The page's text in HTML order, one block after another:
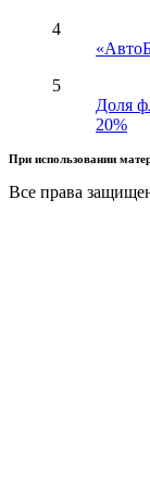
4
5
Доля
20%
При использовании
Все права